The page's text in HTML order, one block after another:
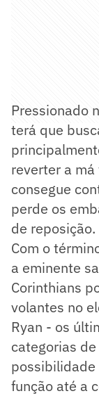
Pressionado
terá que
reverter a
consegue
perde os
de reposição.
Com o
a eminente
Corinthians
volantes no
Ryan - os
categorias
possibilidade
função até a